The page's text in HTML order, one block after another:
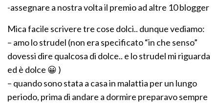
-assegnare a nostra volta il premio ad altre 10 blogger
Mica facile scrivere tre cose dolci.. dunque vediamo:
– amo lo strudel (non era specificato “in che senso”
dovessi dire qualcosa di dolce.. e lo strudel mi riguarda
ed è dolce 😀 )
– quando sono stata a casa in malattia per un lungo
periodo, prima di andare a dormire preparavo sempre